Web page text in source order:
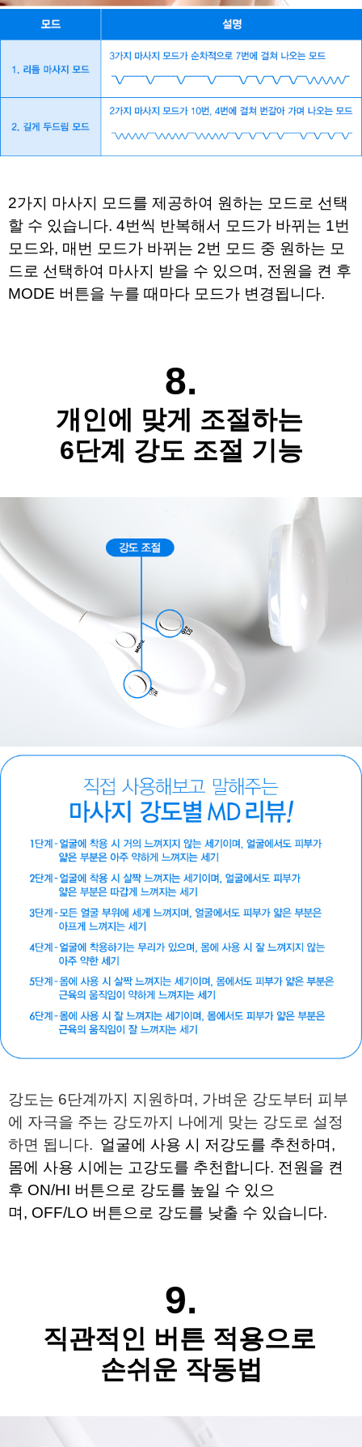
2가지 마사지 모드를 제공하여 원하는 모드로 선택
할 수 있습니다. 4번씩 반복해서 모드가 바뀌는 1번
모드와, 매번 모드가 바뀌는 2번 모드 중 원하는 모
드로 선택하여 마사지 받을 수 있으며, 전원을 켠 후
MODE 버튼을 누를 때마다 모드가 변경됩니다.
8.
개인에 맞게 조절하는
6단계 강도 조절 기능
강도는 6단계까지 지원하며, 가벼운 강도부터 피부
에 자극을 주는 강도까지 나에게 맞는 강도로 설정
하면 됩니다. 얼굴에 사용 시 저강도를 추천하며,
몸에 사용 시에는 고강도를 추천합니다. 전원을 켠
후 ON/HI 버튼으로 강도를 높일 수 있으
며, OFF/LO 버튼으로 강도를 낮출 수 있습니다.
9.
직관적인 버튼 적용으로
손쉬운 작동법